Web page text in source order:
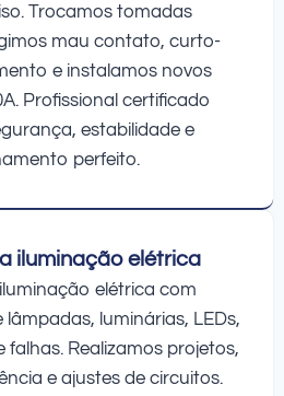
Trocamos tomadas
mau contato, curto-
e instalamos novos
Profissional certificado
estabilidade e
perfeito.
iluminação elétrica
elétrica com
luminárias, LEDs,
Realizamos projetos,
e ajustes de circuitos.